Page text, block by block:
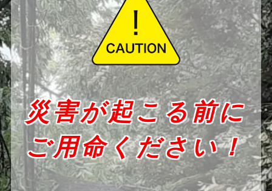
災害が起こる前に
ご用命ください！